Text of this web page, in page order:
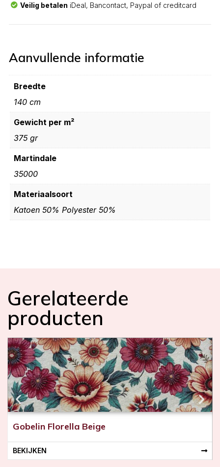
Veilig betalen iDeal, Bancontact, Paypal of creditcard
Aanvullende informatie
Breedte
140 cm
Gewicht per m²
375 gr
Martindale
35000
Materiaalsoort
Katoen 50% Polyester 50%
Gerelateerde
producten
Gobelin Florella Beige
BEKIJKEN